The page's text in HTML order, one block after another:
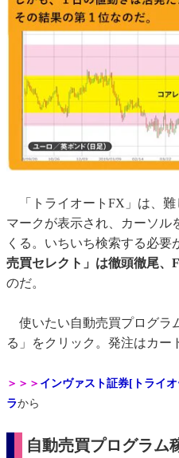
「トライオートFX」は、難
マークが表示され、カーソル
くる。いちいち検索する必要
売買セレクト」は徹頭徹尾、
のだ。
使いたい自動売買プログラ
る」をクリック。発注はカー
＞＞＞ インヴァスト証券[トライ
ラから
自動売買プログラム